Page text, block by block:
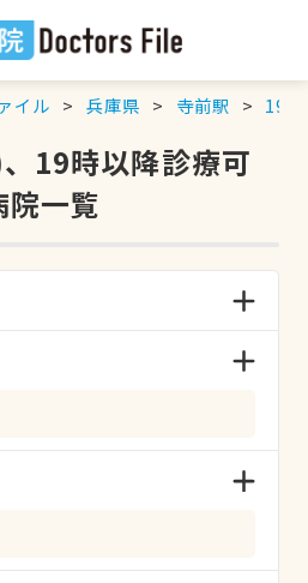
イル 兵庫県 寺前駅 19
19時以降診療可
院一覧